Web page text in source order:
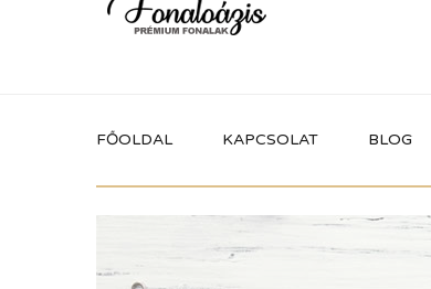
FŐOLDAL KAPCSOLAT BLOG
Itt megtalálhatod a fonaloázis által
forgalmazott összes terméket